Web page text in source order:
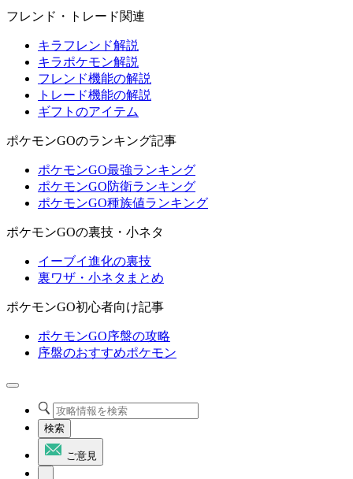
フレンド・トレード関連
キラフレンド解説
キラポケモン解説
フレンド機能の解説
トレード機能の解説
ギフトのアイテム
ポケモンGOのランキング記事
ポケモンGO最強ランキング
ポケモンGO防衛ランキング
ポケモンGO種族値ランキング
ポケモンGOの裏技・小ネタ
イーブイ進化の裏技
裏ワザ・小ネタまとめ
ポケモンGO初心者向け記事
ポケモンGO序盤の攻略
序盤のおすすめポケモン
検索
ご意見